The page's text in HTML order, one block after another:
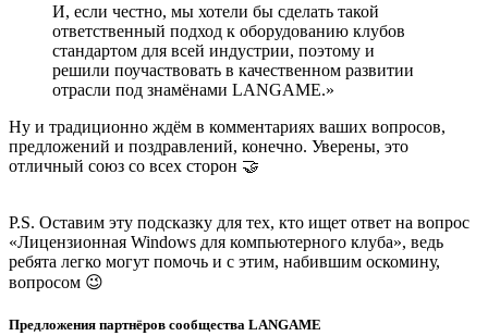
И, если честно, мы хотели бы сделать такой
ответственный подход к оборудованию клубов
стандартом для всей индустрии, поэтому и
решили поучаствовать в качественном развитии
отрасли под знамёнами LANGAME.»
Ну и традиционно ждём в комментариях ваших вопросов,
предложений и поздравлений, конечно. Уверены, это
отличный союз со всех сторон 🤝
P.S. Оставим эту подсказку для тех, кто ищет ответ на вопрос
«Лицензионная Windows для компьютерного клуба», ведь
ребята легко могут помочь и с этим, набившим оскомину,
вопросом 😉
Предложения партнёров сообщества LANGAME